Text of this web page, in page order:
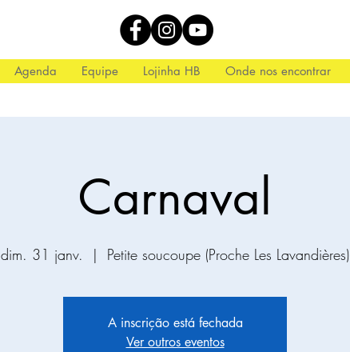
Agenda Equipe Lojinha HB Onde nos encontrar
Carnaval
dim. 31 janv.
  |
Petite soucoupe (Proche Les Lavandières)
A inscrição está fechada
Ver outros eventos